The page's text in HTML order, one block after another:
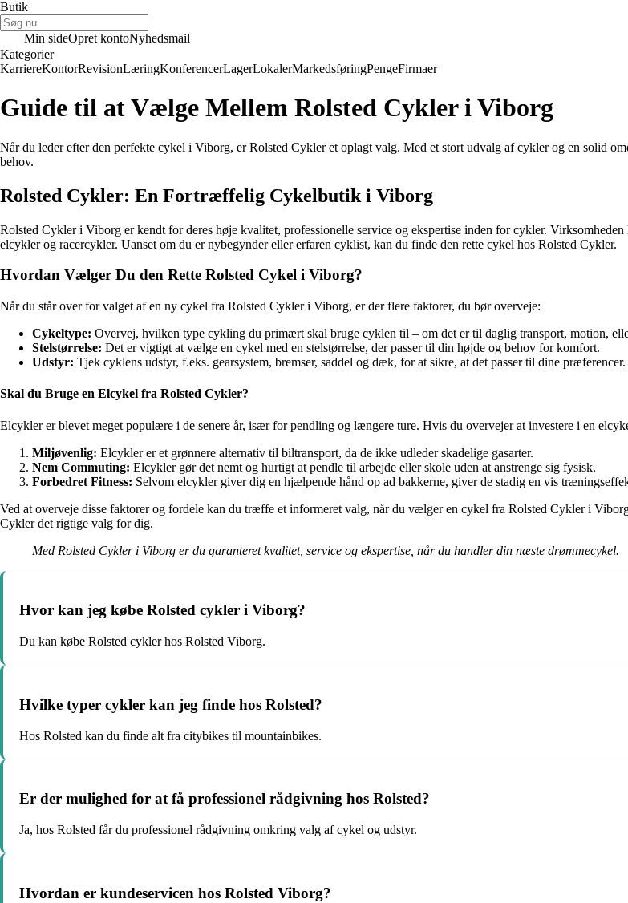
Butik
Min sideOpret kontoNyhedsmail
Kategorier
KarriereKontorRevisionLæringKonferencerLagerLokalerMarkedsføringPengeFirmaer
Guide til at Vælge Mellem Rolsted Cykler i Viborg
Når du leder efter den perfekte cykel i Viborg, er Rolsted Cykler et oplagt valg. Med et stort udvalg af cykler og en solid
behov.
Rolsted Cykler: En Fortræffelig Cykelbutik i Viborg
Rolsted Cykler i Viborg er kendt for deres høje kvalitet, professionelle service og ekspertise inden for cykler.
elcykler og racercykler. Uanset om du er nybegynder eller erfaren cyklist, kan du finde den rette cykel hos Rolsted Cykler.
Hvordan Vælger Du den Rette Rolsted Cykel i Viborg?
Når du står over for valget af en ny cykel fra Rolsted Cykler i Viborg, er der flere faktorer, du bør overveje:
Cykeltype: Overvej, hvilken type cykling du primært skal bruge cyklen til – om det er til daglig transport, motion,
Stelstørrelse: Det er vigtigt at vælge en cykel med en stelstørrelse, der passer til din højde og behov for komfort.
Udstyr: Tjek cyklens udstyr, f.eks. gearsystem, bremser, saddel og dæk, for at sikre, at det passer til dine præferencer.
Skal du Bruge en Elcykel fra Rolsted Cykler?
Elcykler er blevet meget populære i de senere år, især for pendling og længere ture. Hvis du overvejer at investere i en
Miljøvenlig: Elcykler er et grønnere alternativ til biltransport, da de ikke udleder skadelige gasarter.
Nem Commuting: Elcykler gør det nemt og hurtigt at pendle til arbejde eller skole uden at anstrenge sig fysisk.
Forbedret Fitness: Selvom elcykler giver dig en hjælpende hånd op ad bakkerne, giver de stadig en vis
Ved at overveje disse faktorer og fordele kan du træffe et informeret valg, når du vælger en cykel fra Rolsted Cykler i
Cykler det rigtige valg for dig.
Med Rolsted Cykler i Viborg er du garanteret kvalitet, service og ekspertise, når du handler din næste drømmecykel.
Hvor kan jeg købe Rolsted cykler i Viborg?
Du kan købe Rolsted cykler hos Rolsted Viborg.
Hvilke typer cykler kan jeg finde hos Rolsted?
Hos Rolsted kan du finde alt fra citybikes til mountainbikes.
Er der mulighed for at få professionel rådgivning hos Rolsted?
Ja, hos Rolsted får du professionel rådgivning omkring valg af cykel og udstyr.
Hvordan er kundeservicen hos Rolsted Viborg?